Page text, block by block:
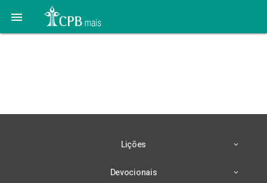

Lições
Devocionais